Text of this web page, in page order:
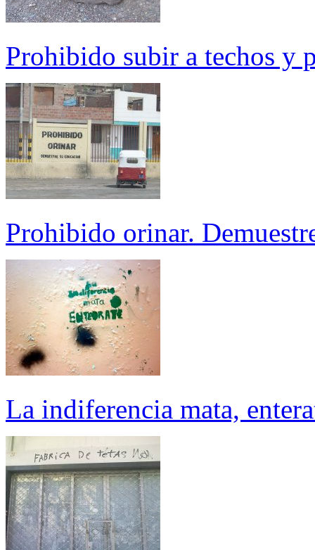
Prohibido subir a techos y
Prohibido orinar.
La indiferencia mata,